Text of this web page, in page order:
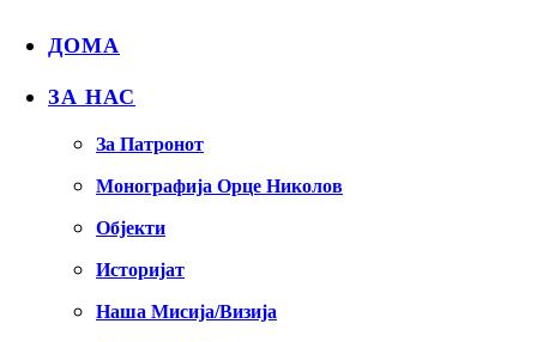
ДОМА
ЗА НАС
За Патронот
Монографија Орце Николов
Објекти
Историјат
Наша Мисија/Визија